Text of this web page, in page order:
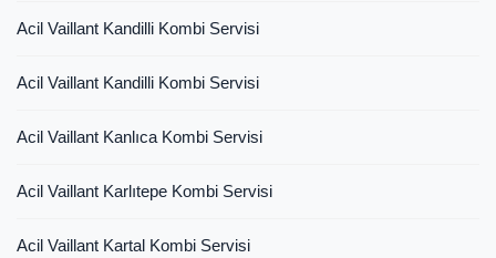
Acil Vaillant Kandilli Kombi Servisi
Acil Vaillant Kandilli Kombi Servisi
Acil Vaillant Kanlıca Kombi Servisi
Acil Vaillant Karlıtepe Kombi Servisi
Acil Vaillant Kartal Kombi Servisi